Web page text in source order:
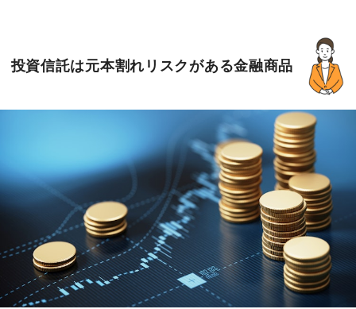
投資信託は元本割れリスクがある金融商品